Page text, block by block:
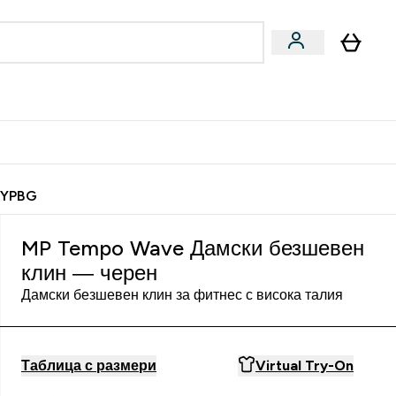
MP Tempo Wave Дамски безшевен
клин — черен
Дамски безшевен клин за фитнес с висока талия
Таблица с размери Virtual Try-On